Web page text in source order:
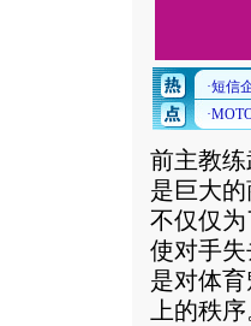
前主教
是巨大
不仅仅
使对手
是对体
上的秩序